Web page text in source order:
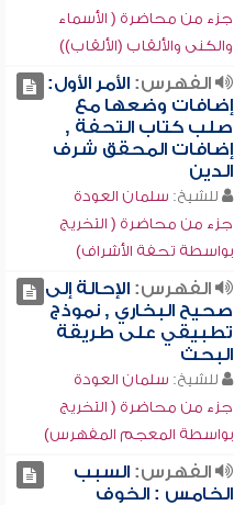
جزء من محاضرة ( الأسماء
والكنى والألقاب (الألقاب))
الفهرس:الأمر الأول:
إضافات وضعها مع
صلب كتاب التحفة ,
إضافات المحقق شرف
الدين
للشيخ: سلمان العودة
جزء من محاضرة ( التخريج
بواسطة تحفة الأشراف)
الفهرس:الإحالة إلى
صحيح البخاري , نموذج
تطبيقي على طريقة
البحث
للشيخ: سلمان العودة
جزء من محاضرة ( التخريج
بواسطة المعجم المفهرس)
الفهرس:السبب
الخامس : الخوف